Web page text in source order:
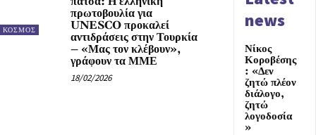
ΚΟΣΜΟΣ
πρωτοβουλία για
UNESCO προκαλεί
αντιδράσεις στην Τουρκία
– «Μας τον κλέβουν»,
γράφουν τα ΜΜΕ
18/02/2026
news
Νίκος
Κοροβέσης
: «Δεν
ζητώ πλέον
διάλογο,
ζητώ
λογοδοσία
»